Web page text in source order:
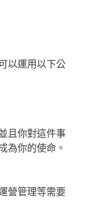
以運用以下公
且你對這件事
為你的使命。
營管理等需要